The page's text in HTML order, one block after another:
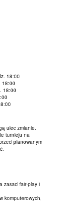
18:00
18:00
18:00
ulec zmianie.
turnieju na
planowanym
zasad fair-play i
komputerowych,